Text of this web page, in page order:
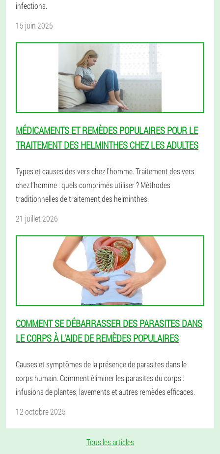
infections.
15 juin 2025
MÉDICAMENTS ET REMÈDES POPULAIRES POUR LE
TRAITEMENT DES HELMINTHES CHEZ LES ADULTES
Types et causes des vers chez l'homme. Traitement des vers
chez l'homme : quels comprimés utiliser ? Méthodes
traditionnelles de traitement des helminthes.
21 juillet 2026
COMMENT SE DÉBARRASSER DES PARASITES DANS
LE CORPS À L'AIDE DE REMÈDES POPULAIRES
Causes et symptômes de la présence de parasites dans le
corps humain. Comment éliminer les parasites du corps :
infusions de plantes, lavements et autres remèdes efficaces.
12 octobre 2025
Tous les articles